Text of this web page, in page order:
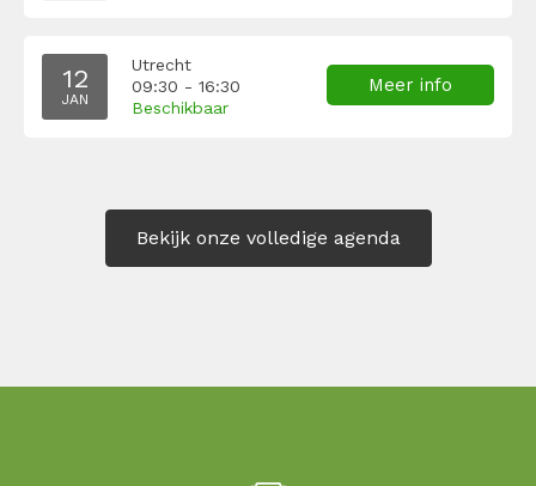
12
JAN
Utrecht
09:30 - 16:30
Beschikbaar
Meer info
Bekijk onze volledige agenda